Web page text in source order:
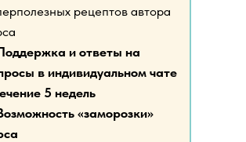
рецептов автора
и ответы на
в индивидуальном чате
5 недель
«заморозки»